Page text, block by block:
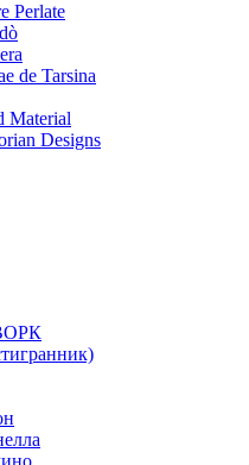
Perlate
de Tarsina
Material
Designs